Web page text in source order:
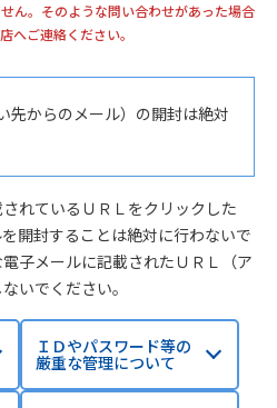
ん。そのような問い合わせがあった場合
へご連絡ください。
先からのメール）の開封は絶対
れているＵＲＬをクリックした
開封することは絶対に行わないで
子メールに記載されたＵＲＬ（ア
いでください。
ＩＤやパスワード等の
厳重な管理について